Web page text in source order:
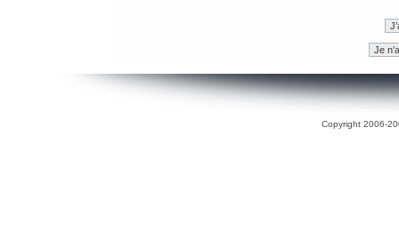
Copyright 2006-